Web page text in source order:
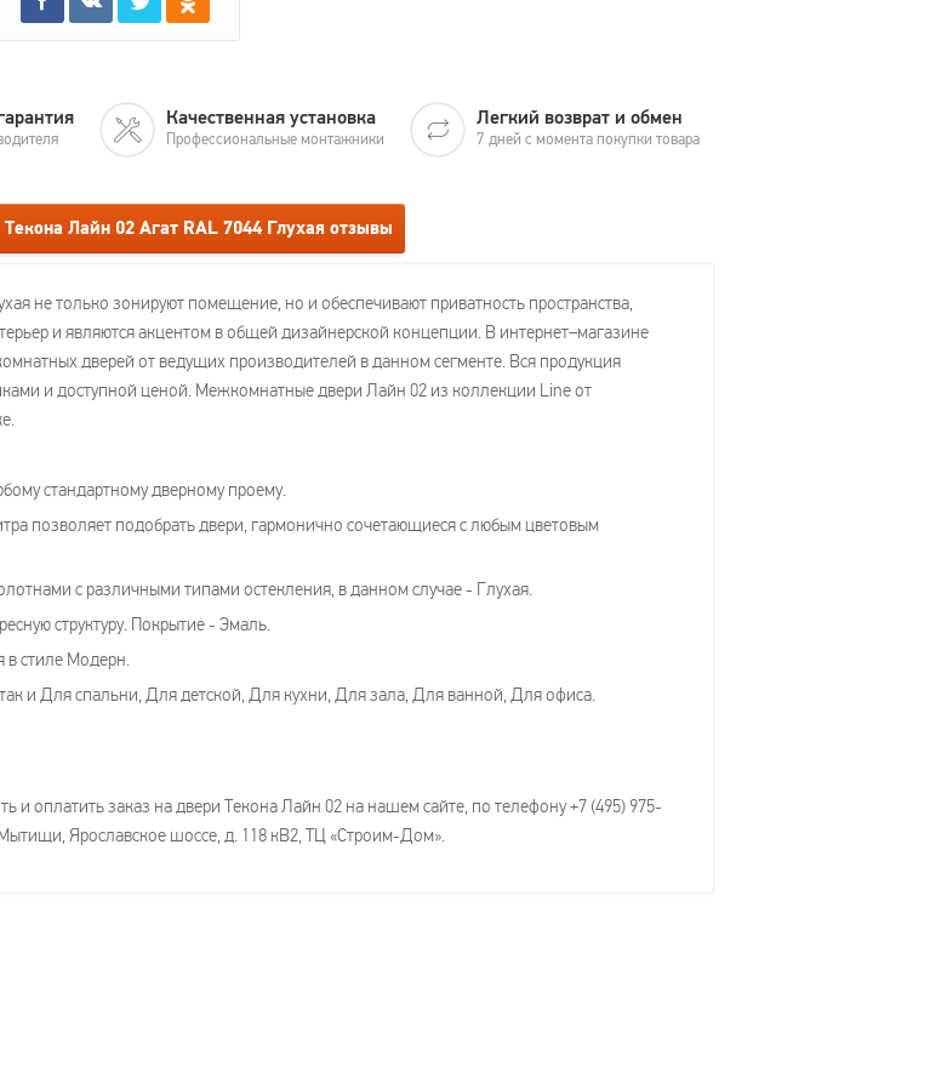
Качественная установка
Профессиональные монтажники
Легкий возврат и обмен
7 дней с момента покупки товара
Лайн 02 Агат RAL 7044 Глухая отзывы
не только зонируют помещение, но и обеспечивают приватность пространства,
и являются акцентом в общей дизайнерской концепции. В интернет–магазине
дверей от ведущих производителей в данном сегменте. Вся продукция
и доступной ценой. Межкомнатные двери Лайн 02 из коллекции Line от
стандартному дверному проему.
позволяет подобрать двери, гармонично сочетающиеся с любым цветовым
с различными типами остекления, в данном случае - Глухая.
структуру. Покрытие - Эмаль.
стиле Модерн.
и Для спальни, Для детской, Для кухни, Для зала, Для ванной, Для офиса.
и оплатить заказ на двери Текона Лайн 02 на нашем сайте, по телефону +7 (495) 975-
Ярославское шоссе, д. 118 кВ2, ТЦ «Строим-Дом».